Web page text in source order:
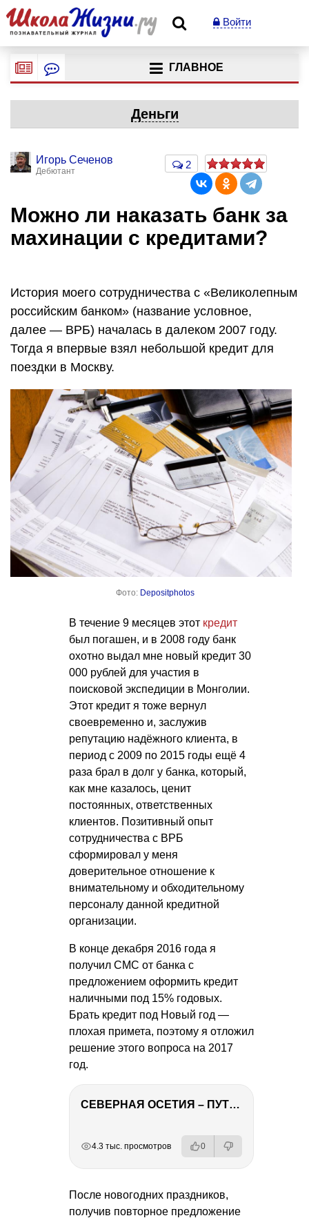
Войти
ГЛАВНОЕ
Деньги
Игорь Сеченов
Дебютант
2
Можно ли наказать банк за
махинации с кредитами?
История моего сотрудничества с «Великолепным
российским банком» (название условное,
далее — ВРБ) началась в далеком 2007 году.
Тогда я впервые взял небольшой кредит для
поездки в Москву.
Фото: Depositphotos
В течение 9 месяцев этот кредит
был погашен, и в 2008 году банк
охотно выдал мне новый кредит 30
000 рублей для участия в
поисковой экспедиции в Монголии.
Этот кредит я тоже вернул
своевременно и, заслужив
репутацию надёжного клиента, в
период с 2009 по 2015 годы ещё 4
раза брал в долг у банка, который,
как мне казалось, ценит
постоянных, ответственных
клиентов. Позитивный опыт
сотрудничества с ВРБ
сформировал у меня
доверительное отношение к
внимательному и обходительному
персоналу данной кредитной
организации.
В конце декабря 2016 года я
получил СМС от банка с
предложением оформить кредит
наличными под 15% годовых.
Брать кредит под Новый год —
плохая примета, поэтому я отложил
решение этого вопроса на 2017
год.
СЕВЕРНАЯ ОСЕТИЯ – ПУТЕШЕСТВИЕ НА КАВКАЗ часть 4
4.3 тыс. просмотров 0
После новогодних праздников,
получив повторное предложение